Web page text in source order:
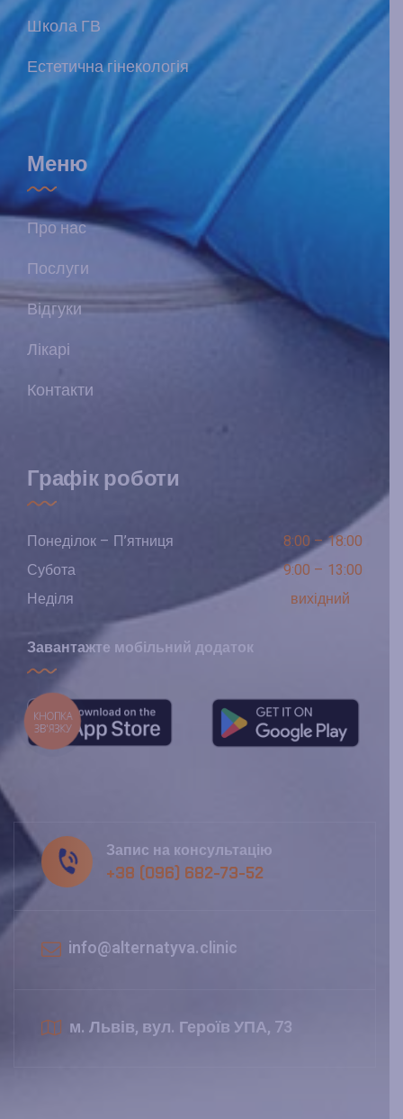
Школа ГВ
Естетична гінекологія
Меню
Про нас
Послуги
Відгуки
Лікарі
Контакти
Графік роботи
Понеділок – П’ятниця
8:00 – 18:00
Субота
9:00 – 13:00
Неділя
вихідний
Завантажте мобільний додаток
Запис на консультацію
+38 (096) 682-73-52
info@alternatyva.clinic
м. Львів, вул. Героїв УПА, 73
КНОПКА
ЗВ'ЯЗКУ